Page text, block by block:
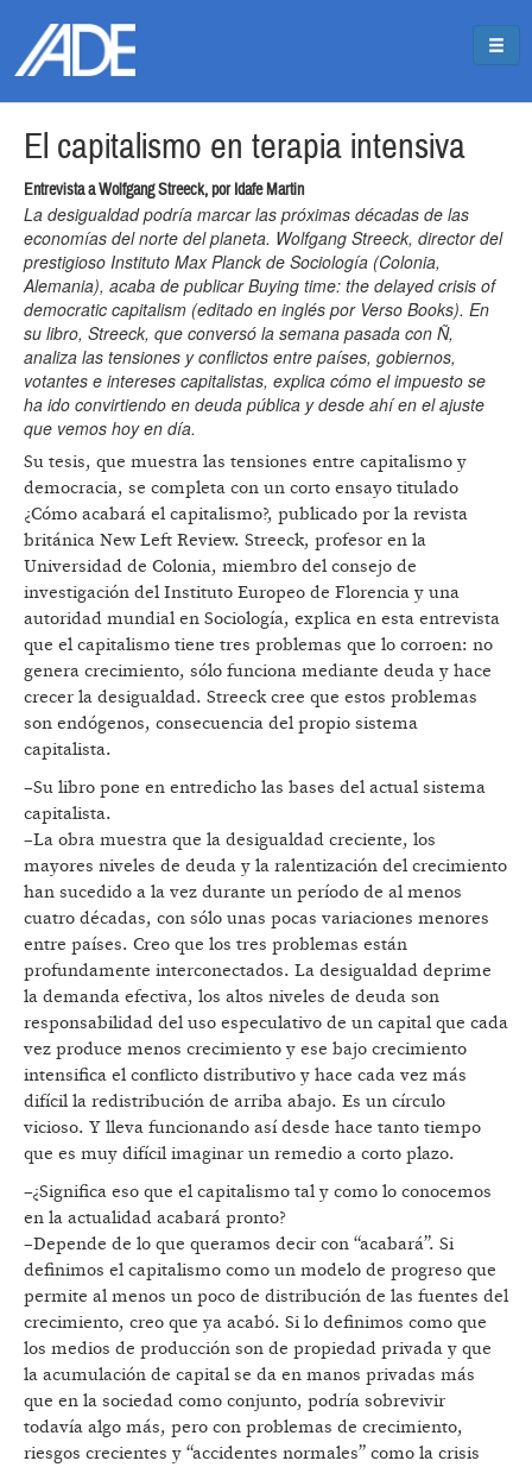
El capitalismo en terapia intensiva
Entrevista a Wolfgang Streeck, por Idafe Martin
La desigualdad podría marcar las próximas décadas de las
economías del norte del planeta. Wolfgang Streeck, director del
prestigioso Instituto Max Planck de Sociología (Colonia,
Alemania), acaba de publicar Buying time: the delayed crisis of
democratic capitalism (editado en inglés por Verso Books). En
su libro, Streeck, que conversó la semana pasada con Ñ,
analiza las tensiones y conflictos entre países, gobiernos,
votantes e intereses capitalistas, explica cómo el impuesto se
ha ido convirtiendo en deuda pública y desde ahí en el ajuste
que vemos hoy en día.
Su tesis, que muestra las tensiones entre capitalismo y
democracia, se completa con un corto ensayo titulado
¿Cómo acabará el capitalismo?, publicado por la revista
británica New Left Review. Streeck, profesor en la
Universidad de Colonia, miembro del consejo de
investigación del Instituto Europeo de Florencia y una
autoridad mundial en Sociología, explica en esta entrevista
que el capitalismo tiene tres problemas que lo corroen: no
genera crecimiento, sólo funciona mediante deuda y hace
crecer la desigualdad. Streeck cree que estos problemas
son endógenos, consecuencia del propio sistema
capitalista.
–Su libro pone en entredicho las bases del actual sistema
capitalista.
–La obra muestra que la desigualdad creciente, los
mayores niveles de deuda y la ralentización del crecimiento
han sucedido a la vez durante un período de al menos
cuatro décadas, con sólo unas pocas variaciones menores
entre países. Creo que los tres problemas están
profundamente interconectados. La desigualdad deprime
la demanda efectiva, los altos niveles de deuda son
responsabilidad del uso especulativo de un capital que cada
vez produce menos crecimiento y ese bajo crecimiento
intensifica el conflicto distributivo y hace cada vez más
difícil la redistribución de arriba abajo. Es un círculo
vicioso. Y lleva funcionando así desde hace tanto tiempo
que es muy difícil imaginar un remedio a corto plazo.
–¿Significa eso que el capitalismo tal y como lo conocemos
en la actualidad acabará pronto?
–Depende de lo que queramos decir con “acabará”. Si
definimos el capitalismo como un modelo de progreso que
permite al menos un poco de distribución de las fuentes del
crecimiento, creo que ya acabó. Si lo definimos como que
los medios de producción son de propiedad privada y que
la acumulación de capital se da en manos privadas más
que en la sociedad como conjunto, podría sobrevivir
todavía algo más, pero con problemas de crecimiento,
riesgos crecientes y “accidentes normales” como la crisis